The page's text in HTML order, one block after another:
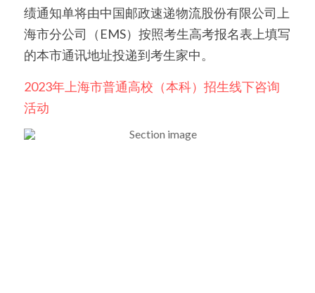
Waterloo School
日本高中留学
精品课程
绩通知单将由中国邮政速递物流股份有限公司上
海市分公司（EMS）按照考生高考报名表上填写
的本市通讯地址投递到考生家中。
2023年上海市普通高校（本科）招生线下咨询
活动